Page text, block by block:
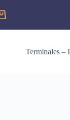
Terminales –